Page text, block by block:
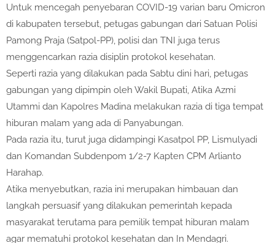
Untuk mencegah penyebaran COVID-19 varian baru Omicron
di kabupaten tersebut, petugas gabungan dari Satuan Polisi
Pamong Praja (Satpol-PP), polisi dan TNI juga terus
menggencarkan razia disiplin protokol kesehatan.
Seperti razia yang dilakukan pada Sabtu dini hari, petugas
gabungan yang dipimpin oleh Wakil Bupati, Atika Azmi
Utammi dan Kapolres Madina melakukan razia di tiga tempat
hiburan malam yang ada di Panyabungan.
Pada razia itu, turut juga didampingi Kasatpol PP, Lismulyadi
dan Komandan Subdenpom 1/2-7 Kapten CPM Arlianto
Harahap.
Atika menyebutkan, razia ini merupakan himbauan dan
langkah persuasif yang dilakukan pemerintah kepada
masyarakat terutama para pemilik tempat hiburan malam
agar mematuhi protokol kesehatan dan In Mendagri.